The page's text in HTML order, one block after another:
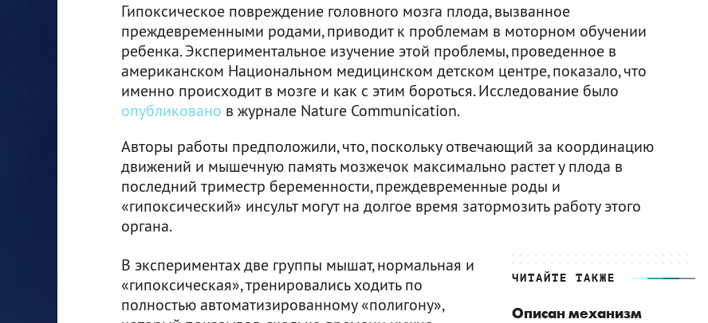
Гипоксическое повреждение головного мозга плода, вызванное
преждевременными родами, приводит к проблемам в моторном обучении
ребенка. Экспериментальное изучение этой проблемы, проведенное в
американском Национальном медицинском детском центре, показало, что
именно происходит в мозге и как с этим бороться. Исследование было
опубликовано в журнале Nature Communication.
Авторы работы предположили, что, поскольку отвечающий за координацию
движений и мышечную память мозжечок максимально растет у плода в
последний триместр беременности, преждевременные роды и
«гипоксический» инсульт могут на долгое время затормозить работу этого
органа.
ЧИТАЙТЕ ТАКЖЕ
Описан механизм
В экспериментах две группы мышат, нормальная и
«гипоксическая», тренировались ходить по
полностью автоматизированному «полигону»,